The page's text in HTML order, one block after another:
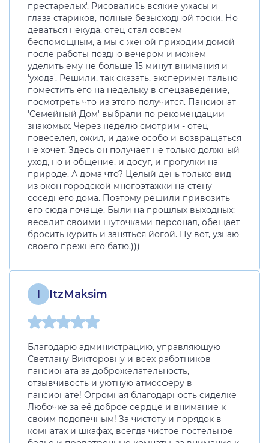
престарелых'. Рисовались всякие ужасы и
глаза стариков, полные безысходной тоски. Но
деваться некуда, отец стал совсем
беспомощным, а мы с женой приходим домой
после работы поздно вечером и можем
уделить ему не больше 15 минут внимания и
'ухода'. Решили, так сказать, экспериментально
поместить его на недельку в спецзаведение,
посмотреть что из этого получится. Пансионат
'Семейный Дом' выбрали по рекомендации
знакомых. Через неделю смотрим - отец
повеселел, ожил, и даже особо и возвращаться
не хочет. Здесь он получает не только должный
уход, но и общение, и досуг, и прогулки на
природе. А дома что? Целый день только вид
из окон городской многоэтажки на стену
соседнего дома. Поэтому решили привозить
его сюда почаще. Были на прошлых выходных:
веселит своими шуточками персонал, обещает
бросить курить и заняться йогой. Ну вот, узнаю
своего прежнего батю.)))
I ItzMaksim
Благодарю администрацию, управляющую
Светлану Викторовну и всех работников
пансионата за доброжелательность,
отзывчивость и уютную атмосферу в
пансионате! Огромная благодарность сиделке
Любочке за её доброе сердце и внимание к
своим подопечным! За чистоту и порядок в
комнатах и шкафах, всегда чистое постельное